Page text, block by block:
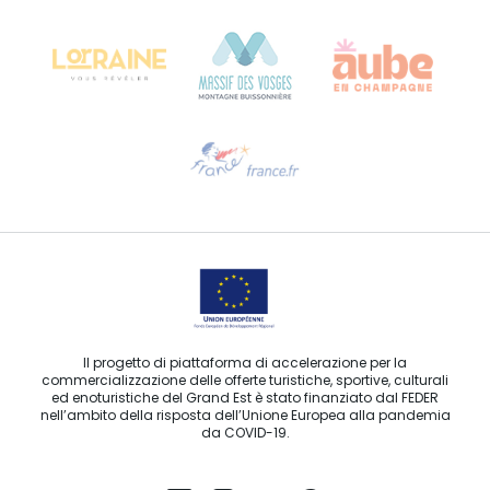
Contattaci per e-mail
Il progetto di piattaforma di accelerazione per la
commercializzazione delle offerte turistiche, sportive, culturali
ed enoturistiche del Grand Est è stato finanziato dal FEDER
nell’ambito della risposta dell’Unione Europea alla pandemia
da COVID-19.